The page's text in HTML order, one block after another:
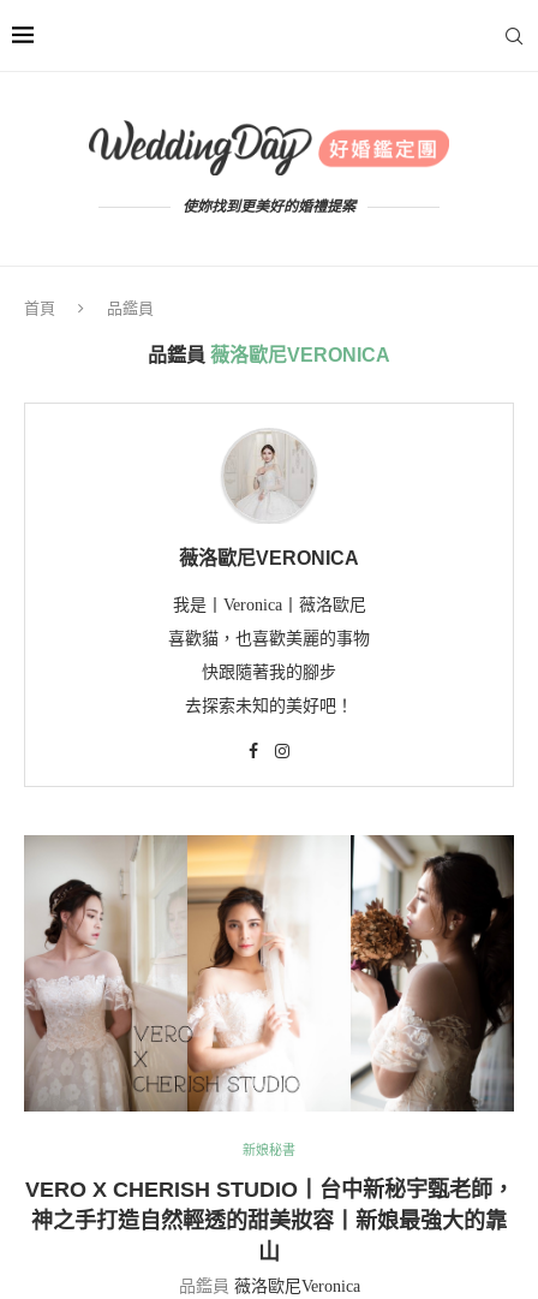
使妳找到更美好的婚禮提案
首頁 品鑑員
品鑑員 薇洛歐尼VERONICA
薇洛歐尼VERONICA
我是丨Veronica丨薇洛歐尼
喜歡貓，也喜歡美麗的事物
快跟隨著我的腳步
去探索未知的美好吧！
新娘秘書
VERO X CHERISH STUDIO丨台中新秘宇甄老師，
神之手打造自然輕透的甜美妝容丨新娘最強大的靠
山
品鑑員 薇洛歐尼Veronica